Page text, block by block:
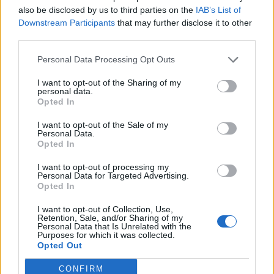
also be disclosed by us to third parties on the IAB’s List of
Downstream Participants that may further disclose it to other
Personal Data Processing Opt Outs
I want to opt-out of the Sharing of my
personal data.
Opted In
I want to opt-out of the Sale of my
Personal Data.
Opted In
I want to opt-out of processing my
Personal Data for Targeted Advertising.
Opted In
I want to opt-out of Collection, Use,
Retention, Sale, and/or Sharing of my
Personal Data that Is Unrelated with the
Purposes for which it was collected.
Opted Out
CONFIRM